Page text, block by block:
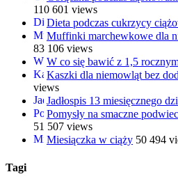
110 601 views
Dieta podczas cukrzycy
Muffinki marchewkowe dla
83 106 views
W co się bawić z 1,5
Kaszki dla niemowląt bez
views
Jadłospis 13 miesięcznego
Pomysły na smaczne
51 507 views
Miesiączka w ciąży 50 494
Tagi